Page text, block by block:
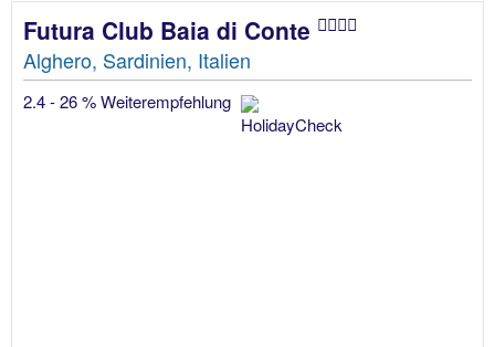
Futura Club Baia di Conte
Alghero, Sardinien, Italien
2.4 - 26 % Weiterempfehlung